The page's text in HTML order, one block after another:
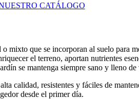
CATÁLOGO
mixto que se incorporan al suelo para
el terreno, aportan nutrientes
se mantenga siempre sano y lleno de
calidad, resistentes y fáciles de
desde el primer día.